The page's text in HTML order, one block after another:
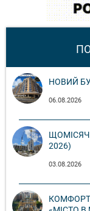
НОВИЙ
06.08.2026
2026)
03.08.2026
КОМФОРТ